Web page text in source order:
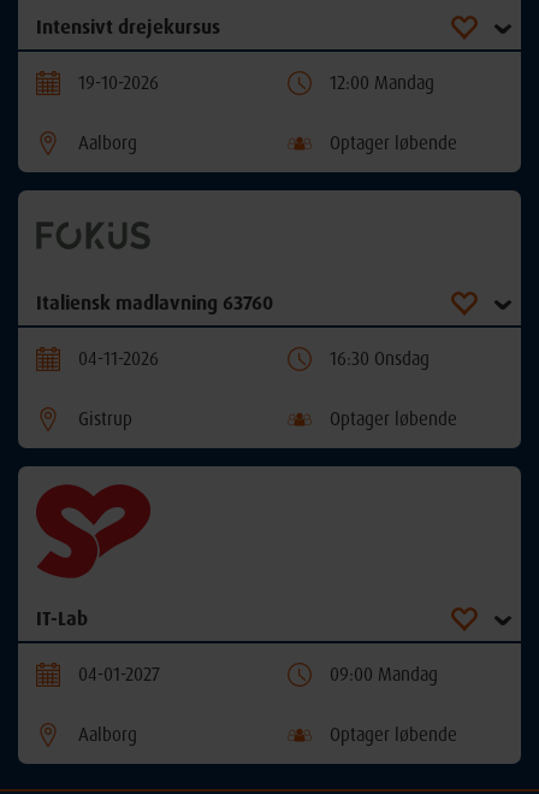
Intensivt drejekursus
19-10-2026 12:00 Mandag
Aalborg Optager løbende
Italiensk madlavning 63760
04-11-2026 16:30 Onsdag
Gistrup Optager løbende
IT-Lab
04-01-2027 09:00 Mandag
Aalborg Optager løbende